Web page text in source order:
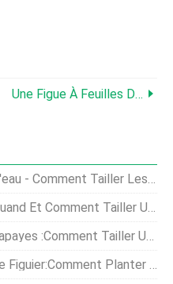
Une Figue À Feuilles De Violon A-T-Elle Besoin De La Lumière Directe Du Soleil ?
Tailler Les Germes D'eau De Pommier
Comment Tailler Un Pommier
:comment Tailler Un Papayer
Planter Des Graines De Figuier